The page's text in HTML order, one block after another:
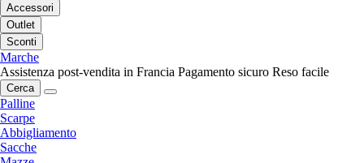
Accessori
Outlet
Sconti
Marche
Assistenza post-vendita in Francia Pagamento sicuro Reso facile
Cerca
Palline
Scarpe
Abbigliamento
Sacche